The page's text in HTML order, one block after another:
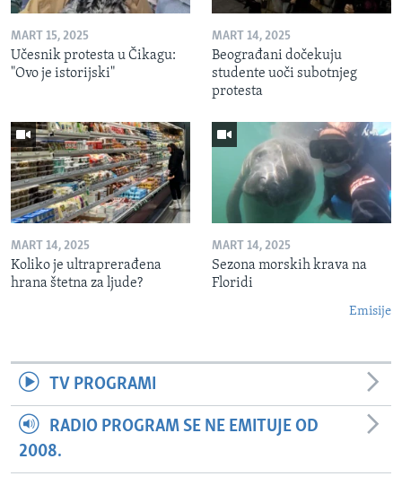
MART 15, 2025
Učesnik protesta u Čikagu:
"Ovo je istorijski"
MART 14, 2025
Beograđani dočekuju
studente uoči subotnjeg
protesta
MART 14, 2025
Koliko je ultraprerađena
hrana štetna za ljude?
MART 14, 2025
Sezona morskih krava na
Floridi
Emisije
TV PROGRAMI
RADIO PROGRAM SE NE EMITUJE OD
2008.